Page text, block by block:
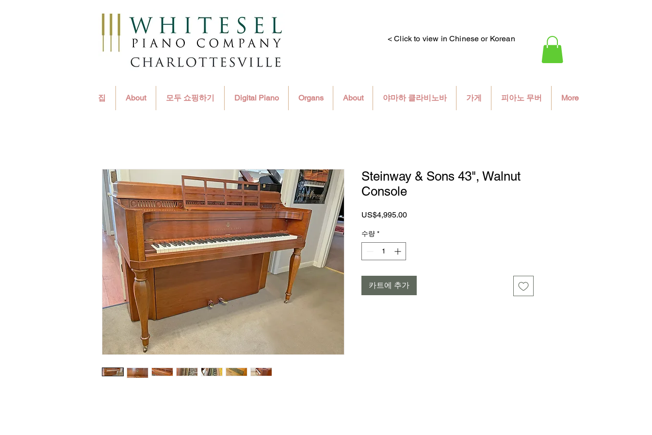
< Click to view in Chinese or Korean
집 About 모두 쇼핑하기 Digital Piano Organs About 야마하 클라비노바 가게 피아노 무버 More
Steinway & Sons 43", Walnut
Console
US$4,995.00가
수량 *
카트에 추가